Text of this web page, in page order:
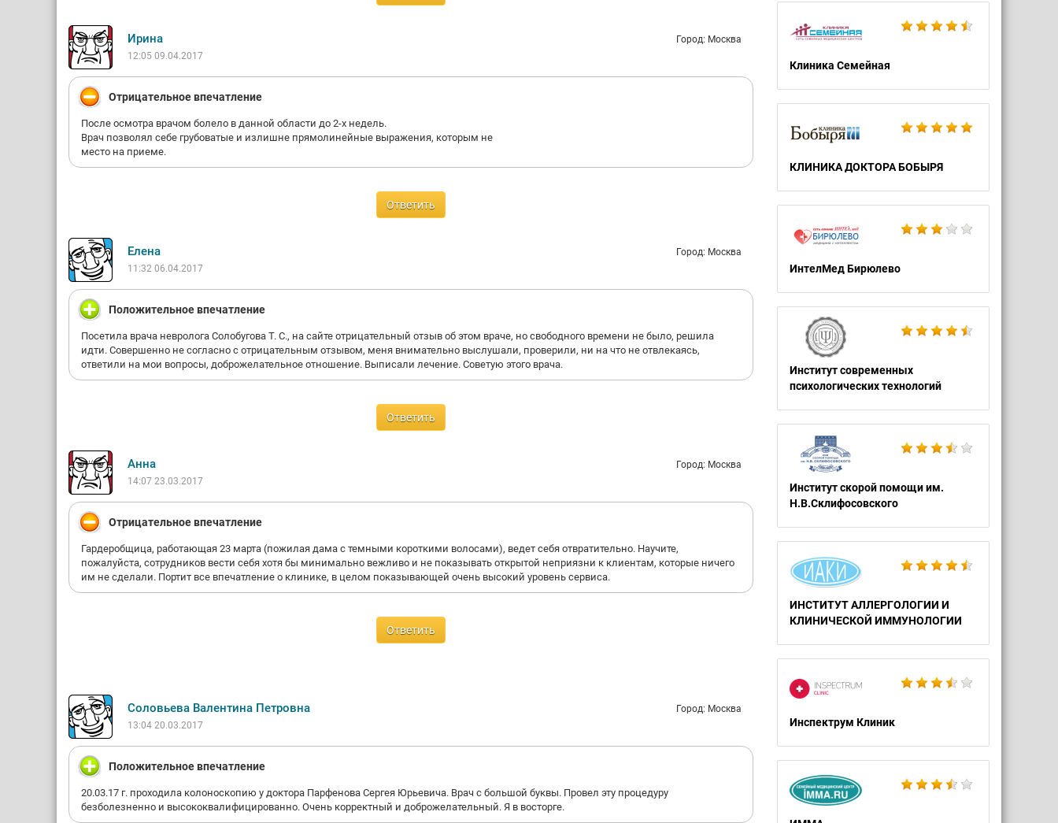
Клиника Семейная
КЛИНИКА ДОКТОРА БОБЫРЯ
ИнтелМед Бирюлево
Институт современных
психологических технологий
Институт скорой помощи им.
Н.В.Склифосовского
ИНСТИТУТ АЛЛЕРГОЛОГИИ И
КЛИНИЧЕСКОЙ ИММУНОЛОГИИ
Инспектрум Клиник
Ирина
Город: Москва
12:05 09.04.2017
Отрицательное впечатление
После осмотра врачом болело в данной области до 2-х недель.
Врач позволял себе грубоватые и излишне прямолинейные выражения, которым не
место на приеме.
Ответить
Елена
Город: Москва
11:32 06.04.2017
Положительное впечатление
Посетила врача невролога Солобугова Т. С., на сайте отрицательный отзыв об этом враче, но свободного времени не было, решила
идти. Совершенно не согласно с отрицательным отзывом, меня внимательно выслушали, проверили, ни на что не отвлекаясь,
ответили на мои вопросы, доброжелательное отношение. Выписали лечение. Советую этого врача.
Ответить
Анна
Город: Москва
14:07 23.03.2017
Отрицательное впечатление
Гардеробщица, работающая 23 марта (пожилая дама с темными короткими волосами), ведет себя отвратительно. Научите,
пожалуйста, сотрудников вести себя хотя бы минимально вежливо и не показывать открытой неприязни к клиентам, которые ничего
им не сделали. Портит все впечатление о клинике, в целом показывающей очень высокий уровень сервиса.
Ответить
Соловьева Валентина Петровна
Город: Москва
13:04 20.03.2017
Положительное впечатление
20.03.17 г. проходила колоноскопию у доктора Парфенова Сергея Юрьевича. Врач с большой буквы. Провел эту процедуру
безболезненно и высококвалифицированно. Очень корректный и доброжелательный. Я в восторге.